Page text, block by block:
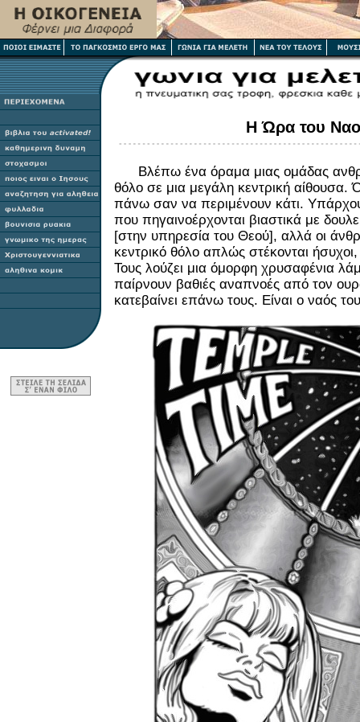
Η Ώρα του
Βλέπω ένα όραμα μιας ομάδας
θόλο σε μια μεγάλη κεντρική αίθουσα.
πάνω σαν να περιμένουν κάτι.
που πηγαινοέρχονται βιαστικά με
[στην υπηρεσία του Θεού], αλλά οι
κεντρικό θόλο απλώς στέκονται
Τους λούζει μια όμορφη χρυσαφένια
παίρνουν βαθιές αναπνοές από τον
κατεβαίνει επάνω τους. Είναι ο ναός